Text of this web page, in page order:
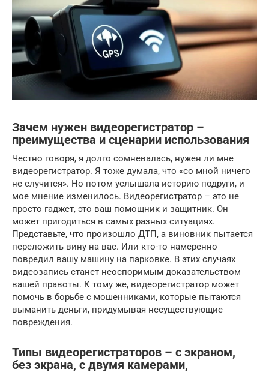
Зачем нужен видеорегистратор –
преимущества и сценарии использования
Честно говоря, я долго сомневалась, нужен ли мне
видеорегистратор. Я тоже думала, что «со мной ничего
не случится». Но потом услышала историю подруги, и
мое мнение изменилось. Видеорегистратор – это не
просто гаджет, это ваш помощник и защитник. Он
может пригодиться в самых разных ситуациях.
Представьте, что произошло ДТП, а виновник пытается
переложить вину на вас. Или кто-то намеренно
повредил вашу машину на парковке. В этих случаях
видеозапись станет неоспоримым доказательством
вашей правоты. К тому же, видеорегистратор может
помочь в борьбе с мошенниками, которые пытаются
выманить деньги, придумывая несуществующие
повреждения.
Типы видеорегистраторов – с экраном,
без экрана, с двумя камерами,